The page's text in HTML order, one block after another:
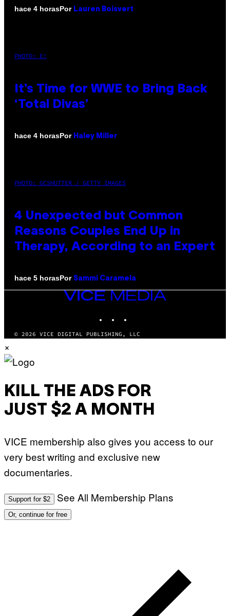
hace 4 horasPor Lauren Boisvert
PHOTO: E!
It’s Time for WWE to Bring Back
‘Total Divas’
hace 4 horasPor Haley Miller
PHOTO: GCSHUTTER / GETTY IMAGES
4 Unexpected but Common
Reasons Couples End Up in
Therapy, According to an Expert
hace 5 horasPor Sammi Caramela
VICE
MEDIA
© 2026 VICE DIGITAL PUBLISHING, LLC
×
KILL THE ADS FOR
JUST $2 A MONTH
VICE membership also gives you access to our
very best writing and exclusive new
documentaries.
Support for $2 See All Membership Plans
Or, continue for free